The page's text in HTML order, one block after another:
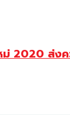
ม่ 2020 ส่ง